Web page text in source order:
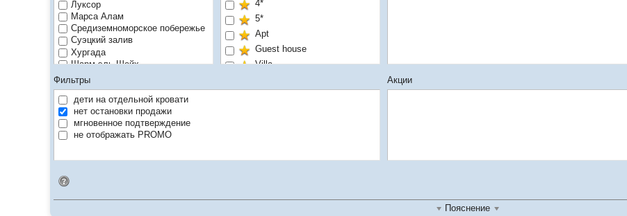
Луксор
Марса Алам
Средиземноморское побережье
Суэцкий залив
Хургада
Шарм эль Шейх
4*
5*
Apt
Guest house
Villa
Фильтры
дети на отдельной кровати
нет остановки продажи
мгновенное подтверждение
не отображать PROMO
Акции
Пояснение